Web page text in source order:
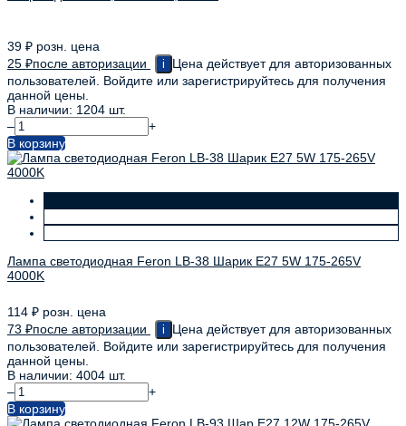
39 ₽ розн. цена
25 ₽после авторизации i
Цена действует для авторизованных
пользователей. Войдите или зарегистрируйтесь для получения
данной цены.
В наличии: 1204 шт.
–
+
В корзину
Лампа светодиодная Feron LB-38 Шарик E27 5W 175-265V
4000K
114 ₽ розн. цена
73 ₽после авторизации i
Цена действует для авторизованных
пользователей. Войдите или зарегистрируйтесь для получения
данной цены.
В наличии: 4004 шт.
–
+
В корзину